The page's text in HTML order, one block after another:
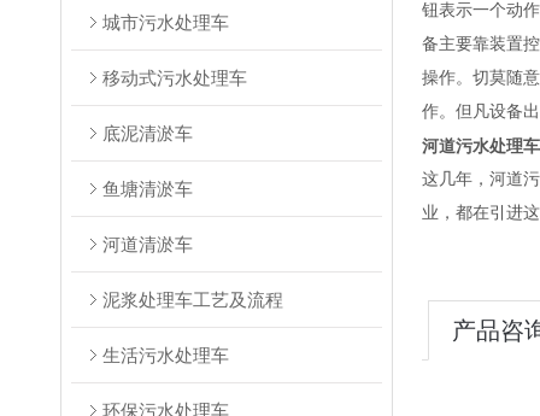
城市污水处理车
移动式污水处理车
底泥清淤车
鱼塘清淤车
河道清淤车
泥浆处理车工艺及流程
生活污水处理车
环保污水处理车
钮表示一个动
备主要靠装置
操作。切莫随
作。但凡设备
河道污水处理
这几年， 河道
业，都在引进
产品咨